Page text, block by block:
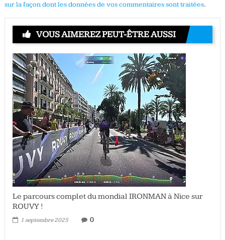
sur la façon dont les données de vos commentaires sont traitées.
VOUS AIMEREZ PEUT-ÊTRE AUSSI
Le parcours complet du mondial IRONMAN à Nice sur
ROUVY !
1 septembre 2025 0